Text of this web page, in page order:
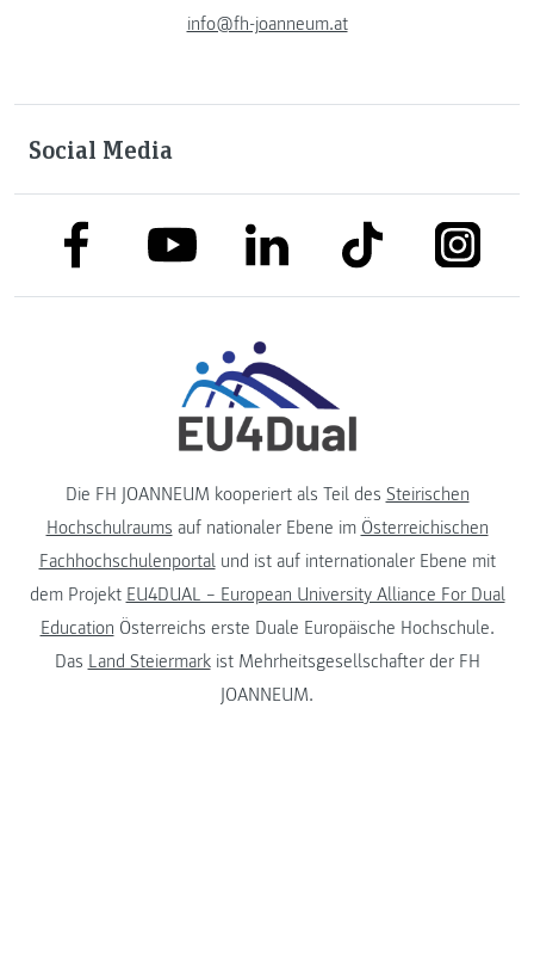
info@fh-joanneum.at
Social Media
link to facebooklink to youtubelink to linkedinlink to tiktok
Die FH JOANNEUM kooperiert als Teil des Steirischen
Hochschulraums auf nationaler Ebene im Österreichischen
Fachhochschulenportalund ist auf internationaler Ebene mit
dem Projekt EU4DUAL – European University Alliance For Dual
Education Österreichs erste Duale Europäische Hochschule.
Das Land Steiermarkist Mehrheitsgesellschafter der FH
JOANNEUM.